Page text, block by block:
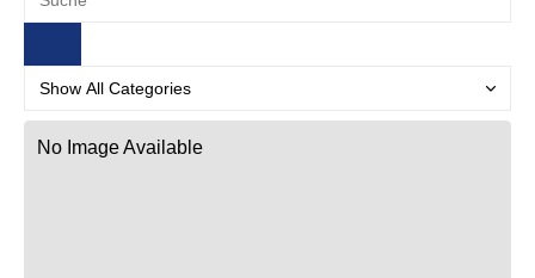
No Image Available